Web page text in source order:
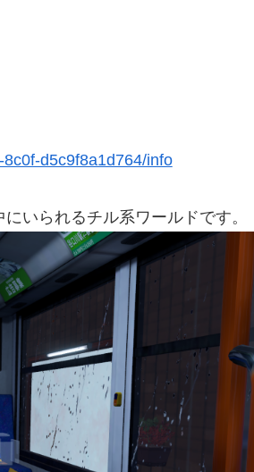
d5c9f8a1d764/info
いられるチル系ワールドです。